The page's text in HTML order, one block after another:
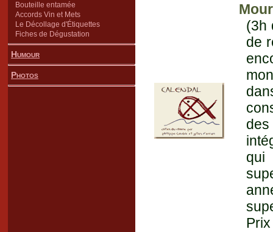
Bouteille entamée
Accords Vin et Mets
Le Décollage d'Étiquettes
Fiches de Dégustation
Humour
Photos
(3h
de
qui